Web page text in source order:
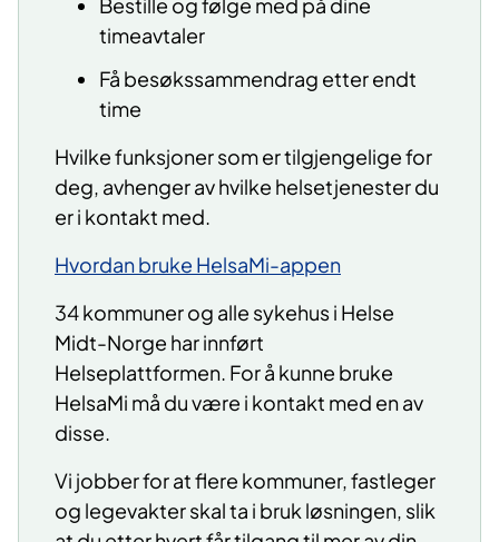
timeavtaler
Få besøkssammendrag etter endt
time
Hvilke funksjoner som er tilgjengelige for
deg, avhenger av hvilke helsetjenester du
er i kontakt med.
Hvordan bruke HelsaMi-appen
34 kommuner og alle sykehus i Helse
Midt-Norge har innført
Helseplattformen. For å kunne bruke
HelsaMi må du være i kontakt med en av
disse.
Vi jobber for at flere kommuner, fastleger
og legevakter skal ta i bruk løsningen, slik